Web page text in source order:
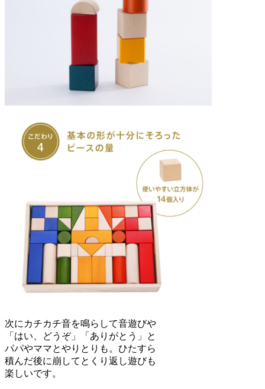
次にカチカチ音を鳴らして音遊びや
「はい、どうぞ」「ありがとう」と
パパやママとやりとりも。ひたすら
積んだ後に崩してとくり返し遊びも
楽しいです。